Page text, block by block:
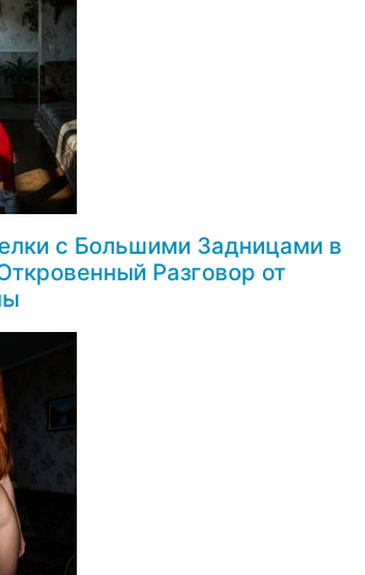
с Большими Задницами в
Разговор от